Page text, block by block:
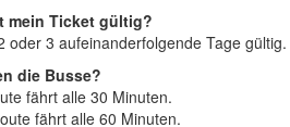
mein Ticket gültig?
oder 3 aufeinanderfolgende Tage gültig.
die Busse?
fährt alle 30 Minuten.
fährt alle 60 Minuten.